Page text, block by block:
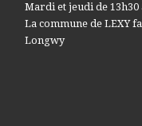
Mardi et jeudi de 13h30
La commune de LEXY
Longwy